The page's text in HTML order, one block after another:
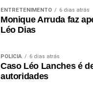
ENTRETENIMENTO 6 dias atrás
Monique Arruda faz
Léo Dias
POLÍCIA 6 dias atrás
Caso Léo Lanches é
autoridades